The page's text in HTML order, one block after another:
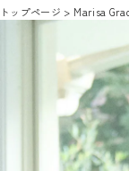
トップページ Marisa